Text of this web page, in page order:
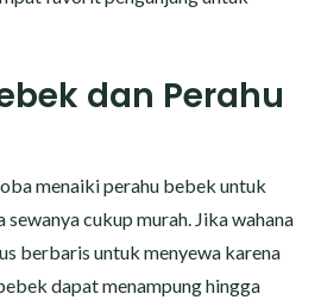
dan Perahu
menaiki perahu bebek untuk
cukup murah. Jika wahana
berbaris untuk menyewa karena
dapat menampung hingga